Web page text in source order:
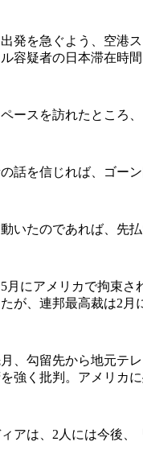
発を急ぐよう、空港
容疑者の日本滞在時間
ースを訪れたところ
話を信じれば、ゴーン
動いたのであれば、先
にアメリカで拘束さ
が、連邦最高裁は2月
、勾留先から地元テ
強く批判。アメリカ
アは、2人には今後、